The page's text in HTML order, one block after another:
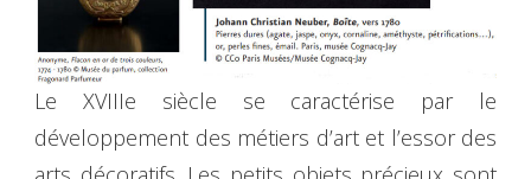
Le XVIIIe siècle se caractérise par le
développement des métiers d’art et l’essor des